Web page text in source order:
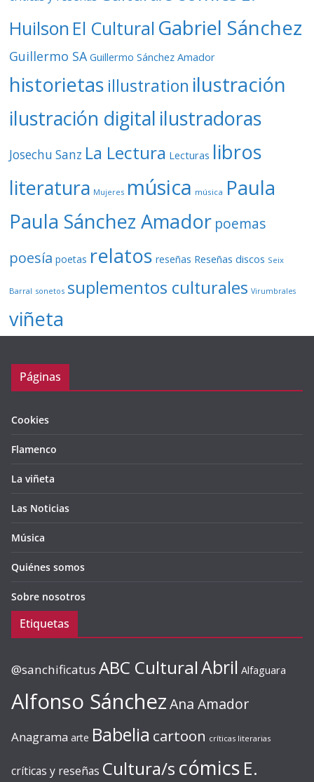
Huilson El Cultural Gabriel Sánchez
Guillermo SA Guillermo Sánchez Amador
historietas illustration ilustración
ilustración digital ilustradoras
Josechu Sanz La Lectura Lecturas libros
literatura Mujeres música música Paula
Paula Sánchez Amador poemas
poesía poetas relatos reseñas Reseñas discos Seix
Barral sonetos suplementos culturales Virumbrales
viñeta
Páginas
Cookies
Flamenco
La viñeta
Las Noticias
Música
Quiénes somos
Sobre nosotros
Etiquetas
@sanchificatus ABC CulturalAbril Alfaguara
Alfonso SánchezAna Amador
Anagrama arte Babelia cartoon críticas literarias
críticas y reseñas Cultura/s cómics E.